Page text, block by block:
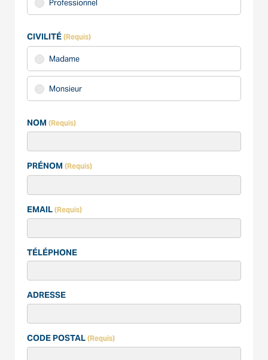
Professionnel
CIVILITÉ (Requis)
Madame
Monsieur
NOM (Requis)
PRÉNOM (Requis)
EMAIL (Requis)
TÉLÉPHONE
ADRESSE
CODE POSTAL (Requis)